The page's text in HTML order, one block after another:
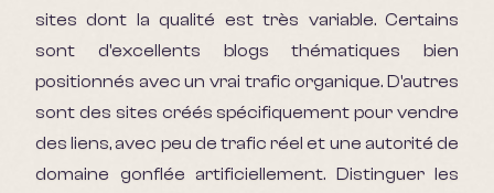
sites dont la qualité est très variable. Certains
sont d'excellents blogs thématiques bien
positionnés avec un vrai trafic organique. D'autres
sont des sites créés spécifiquement pour vendre
des liens, avec peu de trafic réel et une autorité de
domaine gonflée artificiellement. Distinguer les